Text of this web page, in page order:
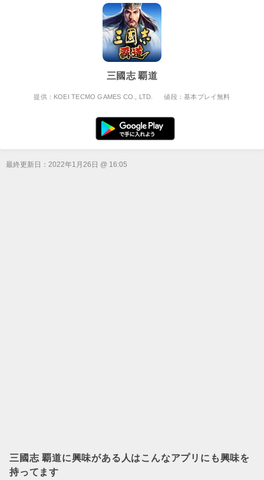
三國志 覇道
提供：KOEI TECMO GAMES CO., LTD. 値段：基本プレイ無料
最終更新日： 2022年1月26日 @ 16:05
三國志 覇道に興味がある人はこんなアプリにも興味を
持ってます